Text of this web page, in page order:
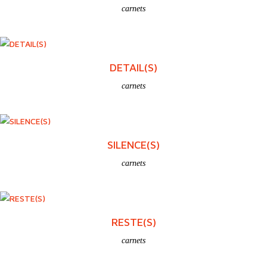
carnets
DETAIL(S)
carnets
SILENCE(S)
carnets
RESTE(S)
carnets